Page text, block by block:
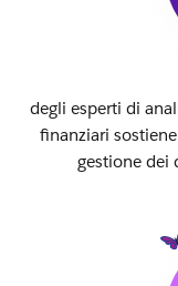
degli esperti di
finanziari
gestione dei